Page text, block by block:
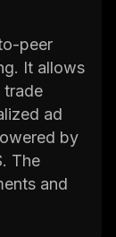
peer
It allows
trade
ad
by
The
and